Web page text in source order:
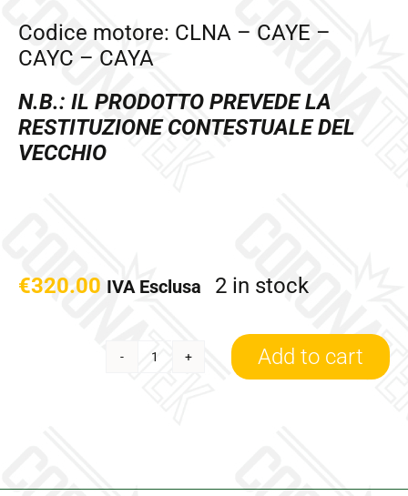
Codice motore: CLNA – CAYE –
CAYC – CAYA
N.B.: IL PRODOTTO PREVEDE LA
RESTITUZIONE CONTESTUALE DEL
VECCHIO
€320.00 IVA Esclusa 2 in stock
5439-
Add to cart